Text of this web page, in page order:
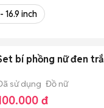
16.9 inch
bí phồng nữ đen
sử dụng Đồ nữ
đ